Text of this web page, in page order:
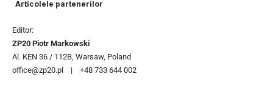
Articolele partenerilor
Editor:
ZP20 Piotr Markowski
Al. KEN 36 / 112B, Warsaw, Poland
office@zp20.pl | +48 733 644 002